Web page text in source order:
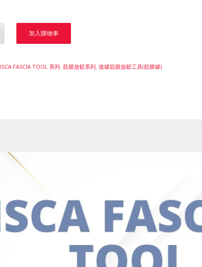
加入購物車
ISCA FASCIA TOOL 系列,筋膜放鬆系列,拔罐筋膜放鬆工具(筋膜罐)